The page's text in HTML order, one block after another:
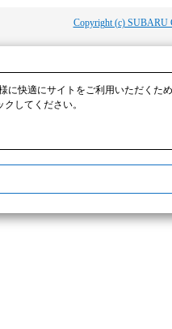
Copyright (c) SUBARU
に快適にサイトをご利用いただく
してください。​